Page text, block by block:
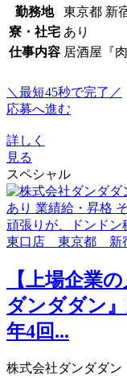
勤務地
東京都 新
寮・社宅 あり
仕事内容 居酒屋『
＼最短45秒で完了／
応募へ進む
詳しく
見る
スペシャル
【上場企業
ダンダダン
年4回...
株式会社ダンダダン